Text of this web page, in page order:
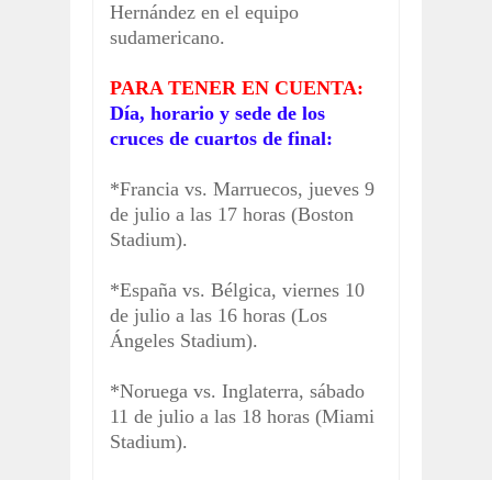
Hernández en el equipo
sudamericano.
PARA TENER EN CUENTA:
Día, horario y sede de los
cruces de cuartos de final:
*Francia vs. Marruecos, jueves 9
de julio a las 17 horas (Boston
Stadium).
*España vs. Bélgica, viernes 10
de julio a las 16 horas (Los
Ángeles Stadium).
*Noruega vs. Inglaterra, sábado
11 de julio a las 18 horas (Miami
Stadium).